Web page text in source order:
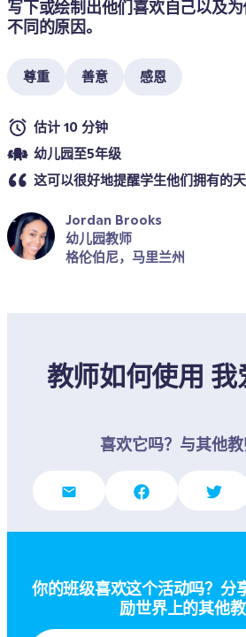
写下或绘制出他们喜欢自己以及
不同的原因。
尊重 善意 感恩
估计 10 分钟
幼儿园至5年级
这可以很好地提醒学生他们拥有的天
Jordan Brooks
幼儿园教师
格伦伯尼，马里兰州
教师如何使用 我
喜欢它吗？与其他
你的班级喜欢这个活动吗？分
励世界上的其他教